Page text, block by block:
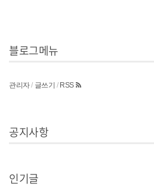
블로그메뉴
관리자/ 글쓰기 / RSS
공지사항
인기글